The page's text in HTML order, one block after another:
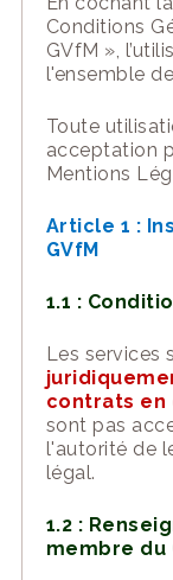
Conditions
GVfM »,
l'ensemble
Toute
acceptation
Mentions L
Article 1 :
GVfM
1.1 :
Les services
contrats en
sont pas
l'autorité de
légal.
1.2 :
membre du